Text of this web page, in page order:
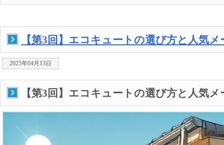
【第3回】エコキュートの選び方と人気メ
2025年04月13日
【第3回】エコキュートの選び方と人気メ